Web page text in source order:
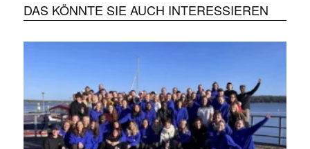
✕
DAS KÖNNTE SIE AUCH INTERESSIEREN